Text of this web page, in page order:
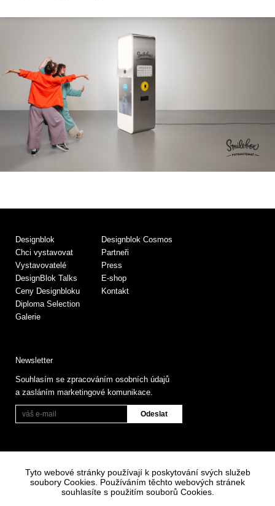
Designblok
Chci vystavovat
Vystavovatelé
DesignBlok Talks
Ceny Designbloku
Diploma Selection
Galerie
Designblok Cosmos
Partneři
Press
E-shop
Kontakt
Newsletter
Souhlasím se zpracováním osobních údajů
a zasláním marketingové komunikace.
Tyto webové stránky používají k poskytování svých služeb
soubory Cookies. Používáním těchto webových stránek
souhlasíte s použitím souborů Cookies.